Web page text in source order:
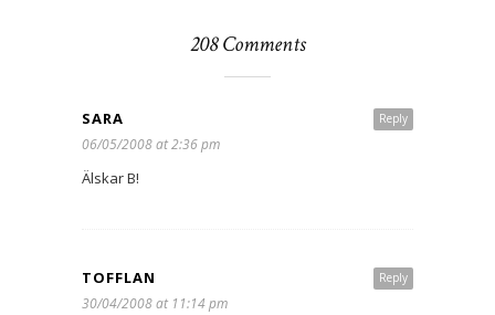
208 Comments
Reply
SARA
06/05/2008 at 2:36 pm
Älskar B!
Reply
TOFFLAN
30/04/2008 at 11:14 pm